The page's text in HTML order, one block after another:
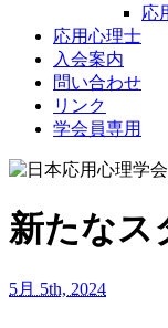
応
応用心理士
入会案内
問い合わせ
リンク
学会員専用
新たなス
5月 5th, 2024